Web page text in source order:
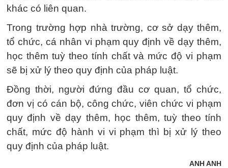
khác có liên quan.
Trong trường hợp nhà trường, cơ sở dạy thêm,
tổ chức, cá nhân vi phạm quy định về dạy thêm,
học thêm tuỳ theo tính chất và mức độ vi phạm
sẽ bị xử lý theo quy định của pháp luật.
Đồng thời, người đứng đầu cơ quan, tổ chức,
đơn vị có cán bộ, công chức, viên chức vi phạm
quy định về dạy thêm, học thêm, tuỳ theo tính
chất, mức độ hành vi vi phạm thì bị xử lý theo
quy định của pháp luật.
ANH ANH